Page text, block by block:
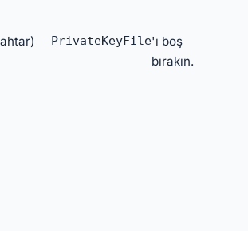
PrivateKeyFile'ı boş
bırakın.